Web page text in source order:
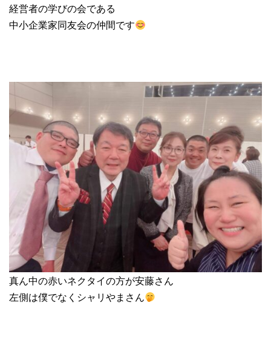
経営者の学びの会である
中小企業家同友会の仲間です
真ん中の赤いネクタイの方が安藤さん
左側は僕でなくシャリやまさん